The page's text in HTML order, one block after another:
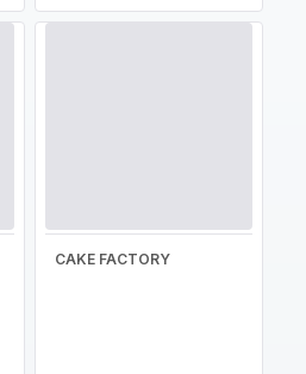
CAKE FACTORY